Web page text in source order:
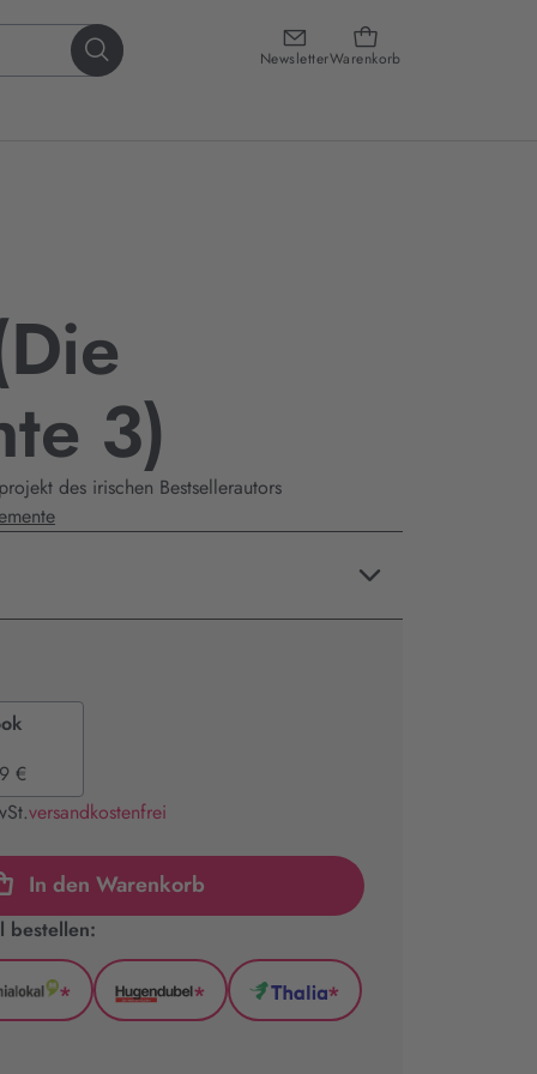
NewsletterWarenkorb
3)
des irischen Bestsellerautors
€
versandkostenfrei
In den Warenkorb
bestellen:
GenialLokal
*
Hugendubel
*
Thalia
*